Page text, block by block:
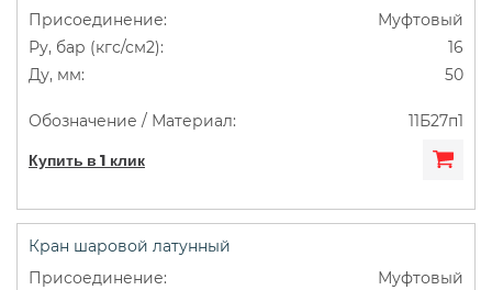
Муфтовый
16
50
11Б27п1
Купить в 1 клик
Кран шаровой латунный
Муфтовый